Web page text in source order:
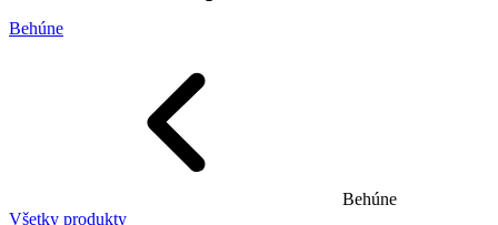
Behúne
Behúne
Všetky produkty